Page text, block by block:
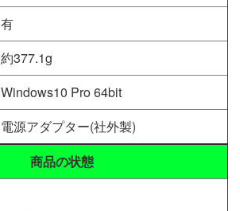
有
約377.1g
Windows10 Pro 64bit
電源アダプター(社外製)
商品の状態